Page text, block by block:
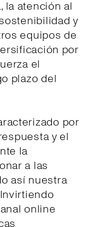
la atención al
y
equipos de
por
el
plazo del
por
y el
la
a las
así nuestra
online